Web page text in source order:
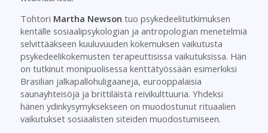
Tohtori Martha Newson tuo psykedeelitutkimuksen
kentälle sosiaalipsykologian ja antropologian menetelmiä
selvittääkseen kuuluvuuden kokemuksen vaikutusta
psykedeelikokemusten terapeuttisissa vaikutuksissa. Hän
on tutkinut monipuolisessa kenttätyössään esimerkiksi
Brasilian jalkapallohuligaaneja, eurooppalaisia
saunayhteisöjä ja brittiläistä reivikulttuuria. Yhdeksi
hänen ydinkysymyksekseen on muodostunut rituaalien
vaikutukset sosiaalisten siteiden muodostumiseen.